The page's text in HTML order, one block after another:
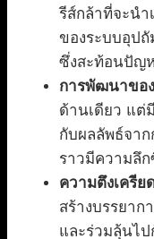
รีส์กล้าที่จะน
ของระบบอุป
ซึ่งสะท้อนปัญ
การพัฒนาขอ
ด้านเดียว แต่
กับผลลัพธ์จาก
ราวมีความลึก
ความตึงเครีย
สร้างบรรยา
และร่วมลุ้นไป